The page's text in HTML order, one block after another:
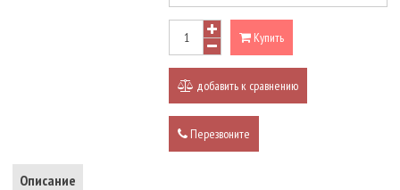
Купить
добавить к сравнению
Перезвоните
Описание